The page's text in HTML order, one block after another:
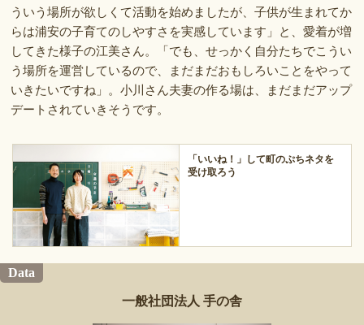
ういう場所が欲しくて活動を始めましたが、子供が生まれてか
らは浦安の子育てのしやすさを実感しています」と、愛着が増
してきた様子の江美さん。「でも、せっかく自分たちでこうい
う場所を運営しているので、まだまだおもしろいことをやって
いきたいですね」。小川さん夫妻の作る場は、まだまだアップ
デートされていきそうです。
「いいね！」して町のぷちネタを
受け取ろう
Data
一般社団法人 手の舎